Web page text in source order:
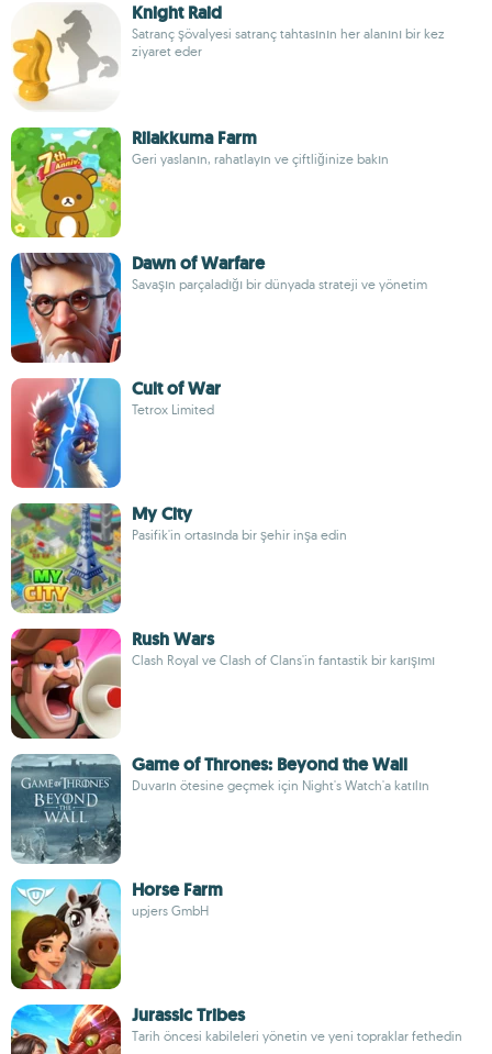
Knight Raid
Satranç şövalyesi satranç tahtasının her alanını bir kez
ziyaret eder
Rilakkuma Farm
Geri yaslanın, rahatlayın ve çiftliğinize bakın
Dawn of Warfare
Savaşın parçaladığı bir dünyada strateji ve yönetim
Cult of War
Tetrox Limited
My City
Pasifik'in ortasında bir şehir inşa edin
Rush Wars
Clash Royal ve Clash of Clans'in fantastik bir karışımı
Game of Thrones: Beyond the Wall
Duvarın ötesine geçmek için Night's Watch'a katılın
Horse Farm
upjers GmbH
Jurassic Tribes
Tarih öncesi kabileleri yönetin ve yeni topraklar fethedin